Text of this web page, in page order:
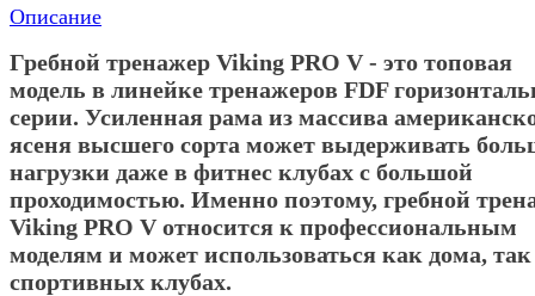
Описание
Гребной тренажер Viking PRO V - это топовая
модель в линейке тренажеров FDF
серии. Усиленная рама из массива
ясеня высшего сорта может выдерживать
нагрузки даже в фитнес клубах с большой
проходимостью. Именно поэтому, гребной
Viking PRO V относится к профессиональным
моделям и может использоваться как дома,
спортивных клубах.